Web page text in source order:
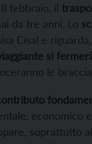
febbraio, il
da tre anni. Lo
Cisal e
si
le
economico
soprattutto